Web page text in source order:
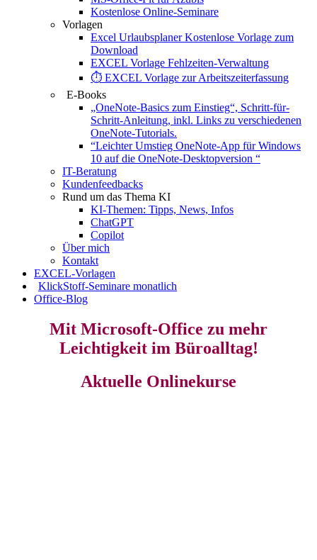
Kostenlose Online-Seminare
Vorlagen
Excel Urlaubsplaner Kostenlose Vorlage zum
Download
EXCEL Vorlage Fehlzeiten-Verwaltung
⏱️ EXCEL Vorlage zur Arbeitszeiterfassung
E-Books
„OneNote-Basics zum Einstieg“, Schritt-für-
Schritt-Anleitung, inkl. Links zu verschiedenen
OneNote-Tutorials.
“Leichter Umstieg OneNote-App für Windows
10 auf die OneNote-Desktopversion “
IT-Beratung
Kundenfeedbacks
Rund um das Thema KI
KI-Themen: Tipps, News, Infos
ChatGPT
Copilot
Über mich
Kontakt
EXCEL-Vorlagen
KlickStoff-Seminare monatlich
Office-Blog
Mit Microsoft-Office zu mehr
Leichtigkeit im Büroalltag!
Aktuelle Onlinekurse